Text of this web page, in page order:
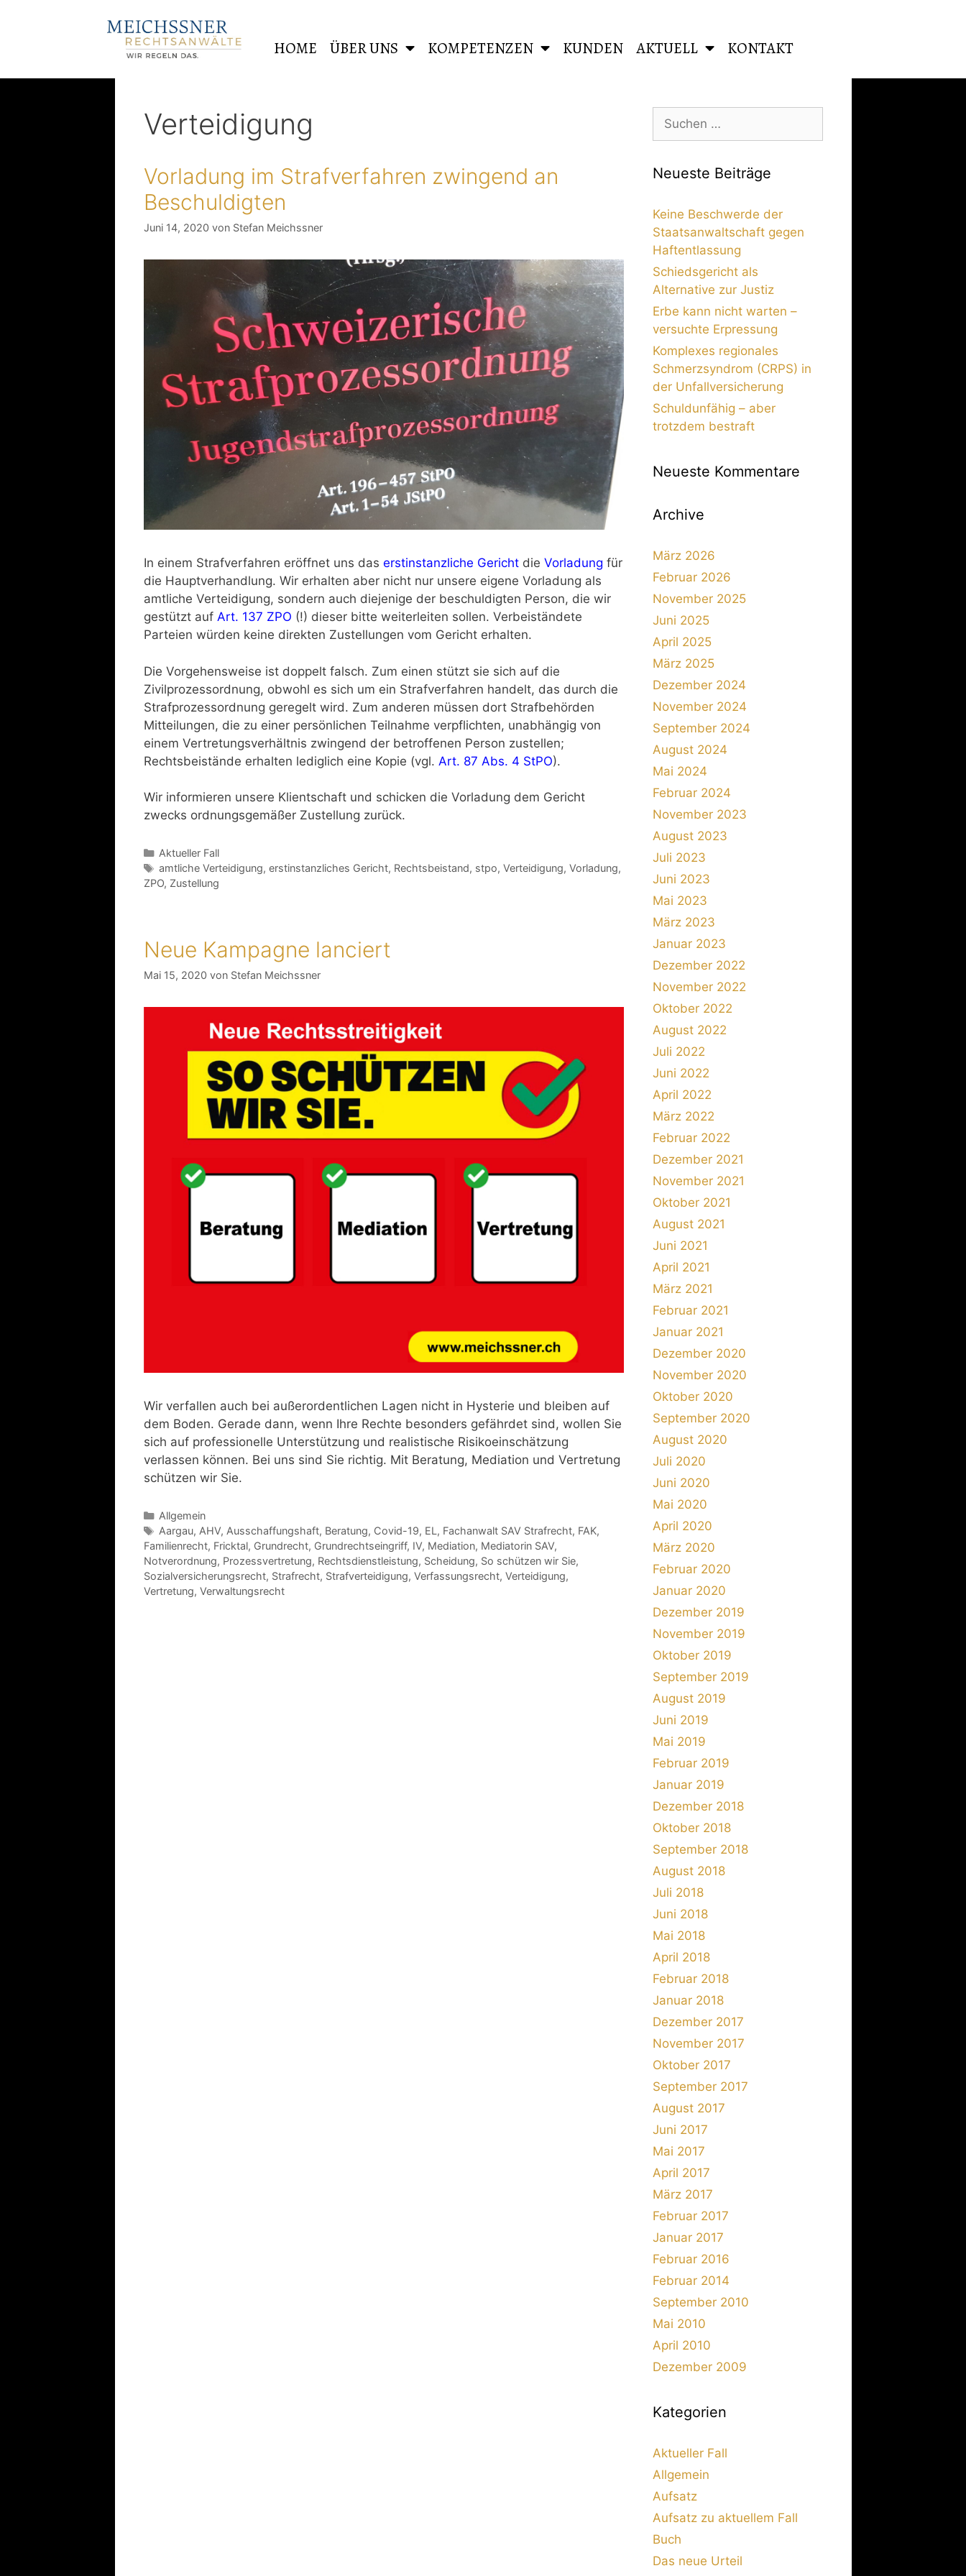
HOME ÜBER UNS KOMPETENZEN KUNDEN AKTUELL KONTAKT
Verteidigung
Vorladung im Strafverfahren zwingend an
Beschuldigten
Juni 14, 2020 von Stefan Meichssner
In einem Strafverfahren eröffnet uns das erstinstanzliche Gerichtdie Vorladung für
die Hauptverhandlung. Wir erhalten aber nicht nur unsere eigene Vorladung als
amtliche Verteidigung, sondern auch diejenige der beschuldigten Person, die wir
gestützt auf Art. 137 ZPO (!) dieser bitte weiterleiten sollen. Verbeiständete
Parteien würden keine direkten Zustellungen vom Gericht erhalten.
Die Vorgehensweise ist doppelt falsch. Zum einen stützt sie sich auf die
Zivilprozessordnung, obwohl es sich um ein Strafverfahren handelt, das durch die
Strafprozessordnung geregelt wird. Zum anderen müssen dort Strafbehörden
Mitteilungen, die zu einer persönlichen Teilnahme verpflichten, unabhängig von
einem Vertretungsverhältnis zwingend der betroffenen Person zustellen;
Rechtsbeistände erhalten lediglich eine Kopie (vgl. Art. 87 Abs. 4 StPO).
Wir informieren unsere Klientschaft und schicken die Vorladung dem Gericht
zwecks ordnungsgemäßer Zustellung zurück.
Aktueller Fall
amtliche Verteidigung,erstinstanzliches Gericht, Rechtsbeistand, stpo,Verteidigung,Vorladung,
ZPO, Zustellung
Neue Kampagne lanciert
Mai 15, 2020 von Stefan Meichssner
Wir verfallen auch bei außerordentlichen Lagen nicht in Hysterie und bleiben auf
dem Boden. Gerade dann, wenn Ihre Rechte besonders gefährdet sind, wollen Sie
sich auf professionelle Unterstützung und realistische Risikoeinschätzung
verlassen können. Bei uns sind Sie richtig. Mit Beratung, Mediation und Vertretung
schützen wir Sie.
Allgemein
Aargau, AHV, Ausschaffungshaft, Beratung, Covid-19, EL , Fachanwalt SAV Strafrecht, FAK,
Familienrecht, Fricktal, Grundrecht, Grundrechtseingriff, IV, Mediation, Mediatorin SAV,
Notverordnung, Prozessvertretung, Rechtsdienstleistung, Scheidung, So schützen wir Sie,
Sozialversicherungsrecht, Strafrecht, Strafverteidigung, Verfassungsrecht, Verteidigung,
Vertretung, Verwaltungsrecht
Neueste Beiträge
Keine Beschwerde der
Staatsanwaltschaft gegen
Haftentlassung
Schiedsgericht als
Alternative zur Justiz
Erbe kann nicht warten –
versuchte Erpressung
Komplexes regionales
Schmerzsyndrom (CRPS) in
der Unfallversicherung
Schuldunfähig – aber
trotzdem bestraft
Neueste Kommentare
Archive
März 2026
Februar 2026
November 2025
Juni 2025
April 2025
März 2025
Dezember 2024
November 2024
September 2024
August 2024
Mai 2024
Februar 2024
November 2023
August 2023
Juli 2023
Juni 2023
Mai 2023
März 2023
Januar 2023
Dezember 2022
November 2022
Oktober 2022
August 2022
Juli 2022
Juni 2022
April 2022
März 2022
Februar 2022
Dezember 2021
November 2021
Oktober 2021
August 2021
Juni 2021
April 2021
März 2021
Februar 2021
Januar 2021
Dezember 2020
November 2020
Oktober 2020
September 2020
August 2020
Juli 2020
Juni 2020
Mai 2020
April 2020
März 2020
Februar 2020
Januar 2020
Dezember 2019
November 2019
Oktober 2019
September 2019
August 2019
Juni 2019
Mai 2019
Februar 2019
Januar 2019
Dezember 2018
Oktober 2018
September 2018
August 2018
Juli 2018
Juni 2018
Mai 2018
April 2018
Februar 2018
Januar 2018
Dezember 2017
November 2017
Oktober 2017
September 2017
August 2017
Juni 2017
Mai 2017
April 2017
März 2017
Februar 2017
Januar 2017
Februar 2016
Februar 2014
September 2010
Mai 2010
April 2010
Dezember 2009
Kategorien
Aktueller Fall
Allgemein
Aufsatz
Aufsatz zu aktuellem Fall
Buch
Das neue Urteil